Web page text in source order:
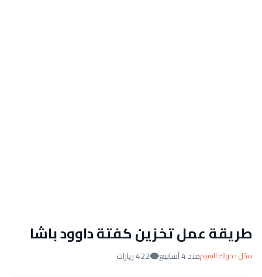
طريقة عمل تخزين كفتة داوود باشا
سجّل دخولك للتقييممنذ 4 أسابيع 422 زيارات